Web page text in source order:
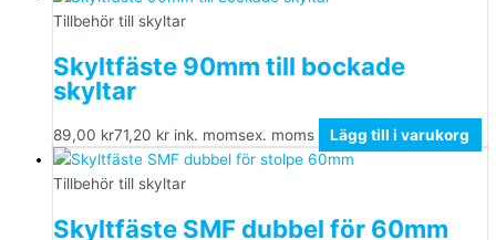
Tillbehör till skyltar
Skyltfäste 90mm till bockade
skyltar
89,00 kr71,20 kr ink. momsex. moms Lägg till i varukorg
Tillbehör till skyltar
Skyltfäste SMF dubbel för 60mm